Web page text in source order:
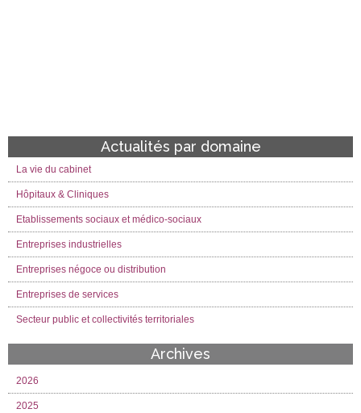
Actualités par domaine
La vie du cabinet
Hôpitaux & Cliniques
Etablissements sociaux et médico-sociaux
Entreprises industrielles
Entreprises négoce ou distribution
Entreprises de services
Secteur public et collectivités territoriales
Archives
2026
2025